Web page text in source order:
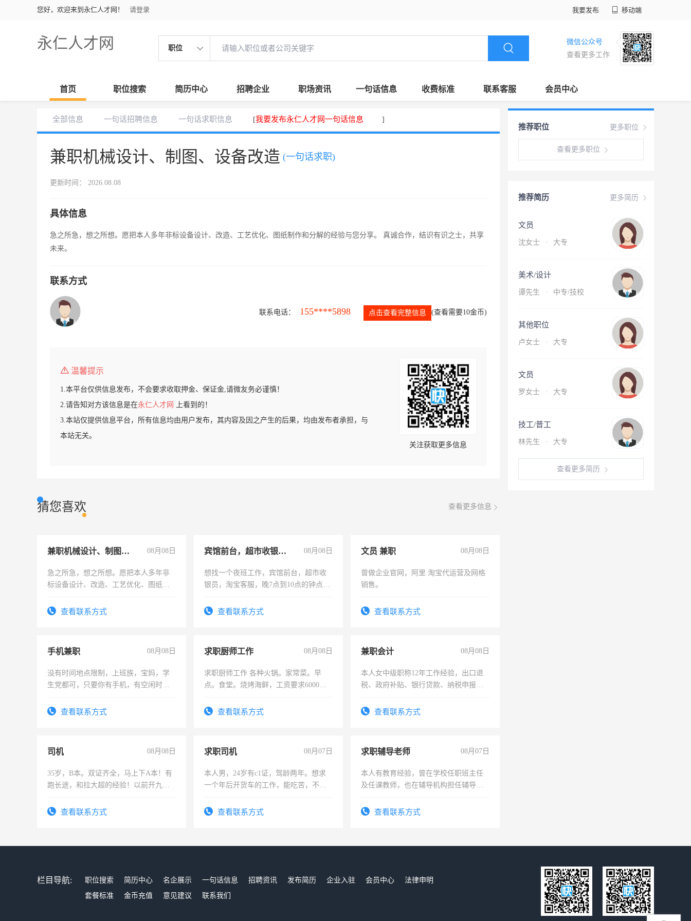
您好，欢迎来到永仁人才网！ 请登录 我要发布 移动端
永仁人才网 职位
微信公众号
查看更多工作
首页 职位搜索 简历中心 招聘企业 职场资讯 一句话信息 收费标准 联系客服 会员中心
全部信息 一句话招聘信息 一句话求职信息 [我要发布永仁人才网一句话信息 ]
兼职机械设计、制图、设备改造 (一句话求职)
更新时间： 2026.08.08
具体信息
急之所急，想之所想。愿把本人多年非标设备设计、改造、工艺优化、图纸制作和分解的经验与您分享。 真诚合作，结识有识之士，共享
未来。
联系方式
联系电话： 155****5898 点击查看完整信息 (查看需要10金币)
温馨提示
1.本平台仅供信息发布，不会要求收取押金、保证金,请微友务必谨慎！
2.请告知对方该信息是在永仁人才网
上看到的！
3.本站仅提供信息平台，所有信息均由用户发布，其内容及因之产生的后果，均由发布者承担，与
本站无关。
关注获取更多信息
猜您喜欢 查看更多信息
兼职机械设计、制图、设备改造 08月08日
急之所急，想之所想。愿把本人多年非
标设备设计、改造、工艺优化、图纸制
结识有识之士，共享未来。
查看联系方式
宾馆前台，超市收银员，淘宝客服 08月08日
想找一个夜班工作，宾馆前台，超市收
银员，淘宝客服，晚7点到10点的钟点
号同微信查看联系方式
文员 兼职 08月08日
曾做企业官网，阿里 淘宝代运营及网格
销售。
查看联系方式
手机兼职 08月08日
没有时间地点限制，上班族，宝妈，学
生党都可，只要你有手机，有空闲时
勤快的四五十，每天挣零花钱没问题！
查看联系方式
求职厨师工作 08月08日
求职厨师工作 各种火锅。家常菜。早
点。食堂。烧烤海鲜，工资要求6000以
查看联系方式
兼职会计 08月08日
本人女中级职称12年工作经验，出口退
税、政府补贴、银行贷款、纳税申报、
务，财务咨询等业务。欲求兼职会计工
查看联系方式
司机 08月08日
35岁，B本。双证齐全，马上下A本！有
跑长途，和拉大超的经验！以前开九米
查看联系方式
求职司机 08月07日
本人男，24岁有c1证，驾龄两年。想求
一个年后开货车的工作，能吃苦，不怕
查看联系方式
求职辅导老师 08月07日
本人有教育经验，曾在学校任职班主任
及任课教师，也在辅导机构担任辅导教
查看联系方式
更多职位
推荐职位
查看更多职位
更多简历
推荐简历
文员
沈女士 · 大专
美术/设计
谭先生 · 中专/技校
其他职位
卢女士 · 大专
文员
罗女士 · 大专
技工/普工
林先生 · 大专
查看更多简历
栏目导航: 职位搜索 简历中心 名企展示 一句话信息 招聘资讯 发布简历 企业入驻 会员中心
法律申明
套餐标准
金币充值 意见建议 联系我们